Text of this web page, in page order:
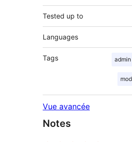
Tested up to
Languages
Tags admin
Vue avancée
Notes